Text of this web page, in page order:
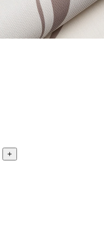
+